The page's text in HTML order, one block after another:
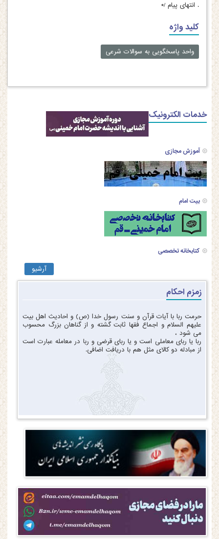
. انتهای پیام /*
کلید واژه
واحد پاسخگویی به سوالات شرعی
خدمات الکترونیک
آرشیو
آموزش مجازی
بیت امام
کتابخانه تخصصی
زمزم احکام
حرمت ربا با آیات قرآن و سنت رسول خدا (ص) و احادیث اهل بیت
علیهم السلام و اجماع فقها ثابت گشته و از گناهان بزرگ محسوب
می شود ،
ربا یا ربای معاملی است و یا ربای قرضی و ربا در معامله عبارت است
از مبادله دو کالای مثل هم با دریافت اضافی.